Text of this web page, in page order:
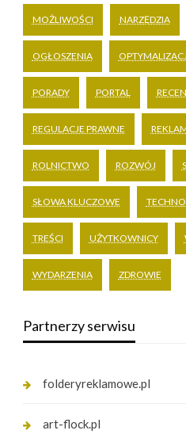
MOŻLIWOŚCI NARZĘDZIA
OGŁOSZENIA
PORADY PORTAL
REGULACJE PRAWNE
ROLNICTWO ROZWÓJ
SŁOWA KLUCZOWE
TREŚCI UŻYTKOWNICY
WYDARZENIA ZDROWIE
Partnerzy serwisu
folderyreklamowe.pl
art-flock.pl